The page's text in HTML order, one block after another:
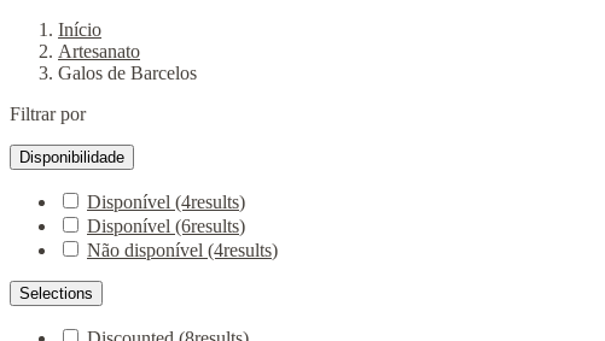
Início
Artesanato
Galos de Barcelos
Filtrar por
Disponibilidade
Disponível (4results)
Disponível (6results)
Não disponível (4results)
Selections